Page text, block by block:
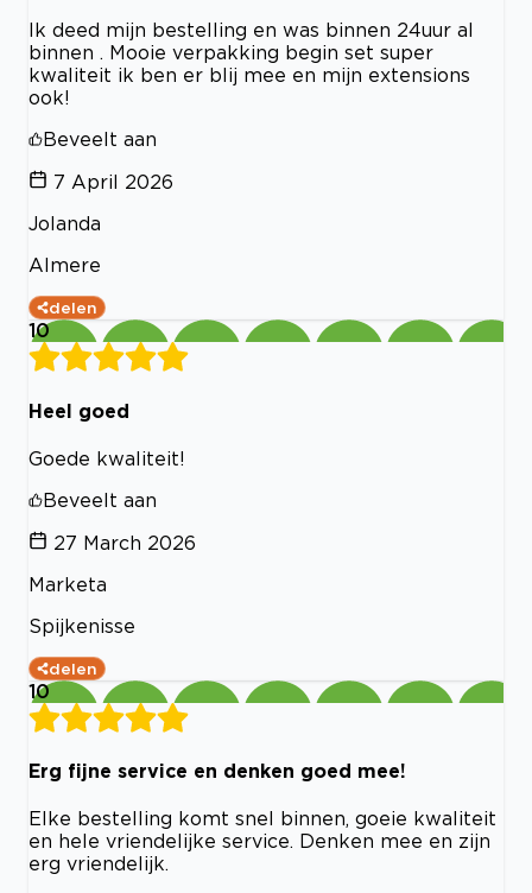
Ik deed mijn bestelling en was binnen 24uur al
binnen . Mooie verpakking begin set super
kwaliteit ik ben er blij mee en mijn extensions
ook!
Beveelt aan
7 April 2026
Jolanda
Almere
delen
10
Heel goed
Goede kwaliteit!
Beveelt aan
27 March 2026
Marketa
Spijkenisse
delen
10
Erg fijne service en denken goed mee!
Elke bestelling komt snel binnen, goeie kwaliteit
en hele vriendelijke service. Denken mee en zijn
erg vriendelijk.